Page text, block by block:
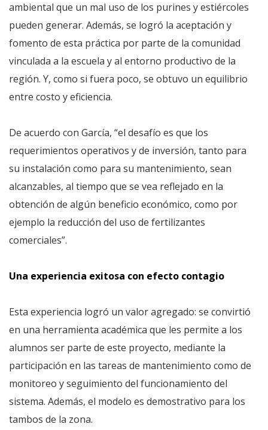
ambiental que un mal uso de los purines y estiércoles
pueden generar. Además, se logró la aceptación y
fomento de esta práctica por parte de la comunidad
vinculada a la escuela y al entorno productivo de la
región. Y, como si fuera poco, se obtuvo un equilibrio
entre costo y eficiencia.
De acuerdo con García, “el desafío es que los
requerimientos operativos y de inversión, tanto para
su instalación como para su mantenimiento, sean
alcanzables, al tiempo que se vea reflejado en la
obtención de algún beneficio económico, como por
ejemplo la reducción del uso de fertilizantes
comerciales”.
Una experiencia exitosa con efecto contagio
Esta experiencia logró un valor agregado: se convirtió
en una herramienta académica que les permite a los
alumnos ser parte de este proyecto, mediante la
participación en las tareas de mantenimiento como de
monitoreo y seguimiento del funcionamiento del
sistema. Además, el modelo es demostrativo para los
tambos de la zona.